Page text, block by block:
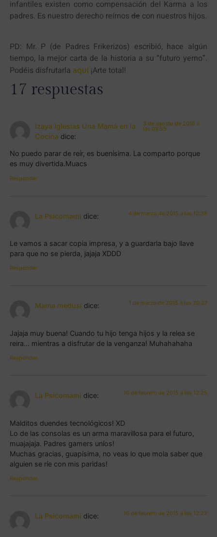
infantiles existen como compensación del Karma a los
padres. Es nuestro derecho reírnos de con nuestros hijos.
PD: Mr. P (de Padres Frikerizos) escribió, hace algún
tiempo, la mejor carta de la historia a su “futuro yerno”.
Podéis disfrutarla aquí ¡Arte total!
17 respuestas
Izaya Iglesias Una Mamá en la
Cocina dice:
3 de agosto de 2016 a
las 09:55
No puedo parar de reír, es buenísima. La comparto porque
es muy divertida.Muacs
Responder
La Psicomami dice: 4 de marzo de 2015 a las 12:38
Le vamos a sacar copia impresa, y a guardarla bajo llave
para que no se pierda, jajaja XDDD
Responder
Mama medusi dice: 1 de marzo de 2015 a las 20:27
Jajaja muy buena! Cuando tu hijo tenga hijos y la relea se
reira… mientras a disfrutar de la venganza! Muhahahaha
Responder
La Psicomami dice: 10 de febrero de 2015 a las 12:25
Malditos duendes tecnológicos! XD
Lo de las consolas es un arma maravillosa para el futuro,
muajajaja. Padres gamers uníos!
Muchas gracias, guapísima, no veas lo que mola saber que
alguien se ríe con mis paridas!
Responder
La Psicomami dice: 10 de febrero de 2015 a las 12:22